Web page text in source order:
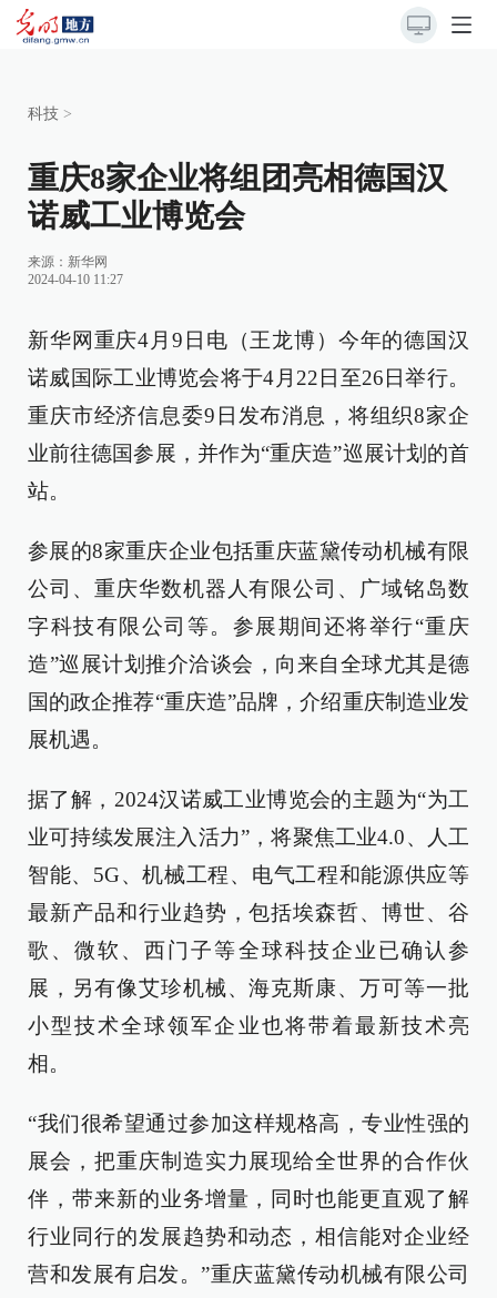
科技 >
重庆8家企业将组团亮相德国汉
诺威工业博览会
来源： 新华网
2024-04-10 11:27
新华网重庆4月9日电（王龙博）今年的德国汉
诺威国际工业博览会将于4月22日至26日举行。
重庆市经济信息委9日发布消息，将组织8家企
业前往德国参展，并作为“重庆造”巡展计划的首
站。
参展的8家重庆企业包括重庆蓝黛传动机械有限
公司、重庆华数机器人有限公司、广域铭岛数
字科技有限公司等。参展期间还将举行“重庆
造”巡展计划推介洽谈会，向来自全球尤其是德
国的政企推荐“重庆造”品牌，介绍重庆制造业发
展机遇。
据了解，2024汉诺威工业博览会的主题为“为工
业可持续发展注入活力”，将聚焦工业4.0、人工
智能、5G、机械工程、电气工程和能源供应等
最新产品和行业趋势，包括埃森哲、博世、谷
歌、微软、西门子等全球科技企业已确认参
展，另有像艾珍机械、海克斯康、万可等一批
小型技术全球领军企业也将带着最新技术亮
相。
“我们很希望通过参加这样规格高，专业性强的
展会，把重庆制造实力展现给全世界的合作伙
伴，带来新的业务增量，同时也能更直观了解
行业同行的发展趋势和动态，相信能对企业经
营和发展有启发。”重庆蓝黛传动机械有限公司